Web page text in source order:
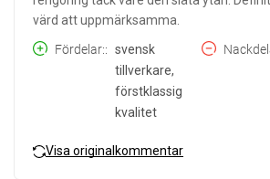
värd att uppmärksamma.
Fördelar:
svensk
tillverkare,
förstklassig
kvalitet
Visa originalkommentar